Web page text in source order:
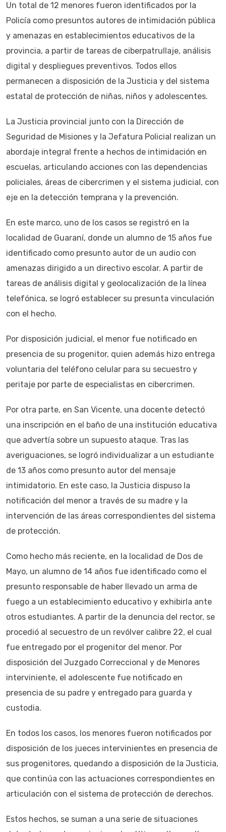
Un total de 12 menores fueron identificados por la
Policía como presuntos autores de intimidación pública
y amenazas en establecimientos educativos de la
provincia, a partir de tareas de ciberpatrullaje, análisis
digital y despliegues preventivos. Todos ellos
permanecen a disposición de la Justicia y del sistema
estatal de protección de niñas, niños y adolescentes.
La Justicia provincial junto con la Dirección de
Seguridad de Misiones y la Jefatura Policial realizan un
abordaje integral frente a hechos de intimidación en
escuelas, articulando acciones con las dependencias
policiales, áreas de cibercrimen y el sistema judicial, con
eje en la detección temprana y la prevención.
En este marco, uno de los casos se registró en la
localidad de Guaraní, donde un alumno de 15 años fue
identificado como presunto autor de un audio con
amenazas dirigido a un directivo escolar. A partir de
tareas de análisis digital y geolocalización de la línea
telefónica, se logró establecer su presunta vinculación
con el hecho.
Por disposición judicial, el menor fue notificado en
presencia de su progenitor, quien además hizo entrega
voluntaria del teléfono celular para su secuestro y
peritaje por parte de especialistas en cibercrimen.
Por otra parte, en San Vicente, una docente detectó
una inscripción en el baño de una institución educativa
que advertía sobre un supuesto ataque. Tras las
averiguaciones, se logró individualizar a un estudiante
de 13 años como presunto autor del mensaje
intimidatorio. En este caso, la Justicia dispuso la
notificación del menor a través de su madre y la
intervención de las áreas correspondientes del sistema
de protección.
Como hecho más reciente, en la localidad de Dos de
Mayo, un alumno de 14 años fue identificado como el
presunto responsable de haber llevado un arma de
fuego a un establecimiento educativo y exhibirla ante
otros estudiantes. A partir de la denuncia del rector, se
procedió al secuestro de un revólver calibre 22, el cual
fue entregado por el progenitor del menor. Por
disposición del Juzgado Correccional y de Menores
interviniente, el adolescente fue notificado en
presencia de su padre y entregado para guarda y
custodia.
En todos los casos, los menores fueron notificados por
disposición de los jueces intervinientes en presencia de
sus progenitores, quedando a disposición de la Justicia,
que continúa con las actuaciones correspondientes en
articulación con el sistema de protección de derechos.
Estos hechos, se suman a una serie de situaciones